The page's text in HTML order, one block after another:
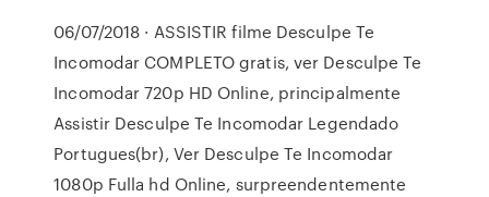
06/07/2018 · ASSISTIR filme Desculpe Te
Incomodar COMPLETO gratis, ver Desculpe Te
Incomodar 720p HD Online, principalmente
Assistir Desculpe Te Incomodar Legendado
Portugues(br), Ver Desculpe Te Incomodar
1080p Fulla hd Online, surpreendentemente